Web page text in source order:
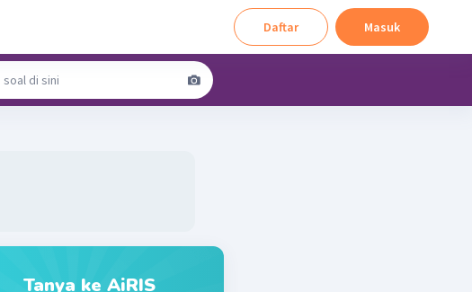
Daftar Masuk
Tanya ke AiRIS